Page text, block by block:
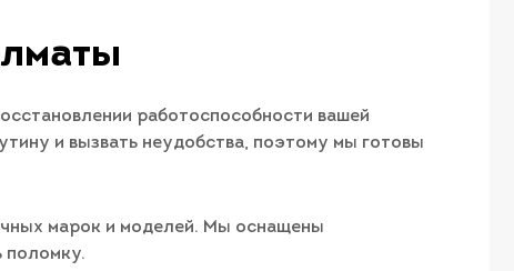
работоспособности вашей
и вызвать неудобства, поэтому мы готовы
марок и моделей. Мы оснащены
поломку.